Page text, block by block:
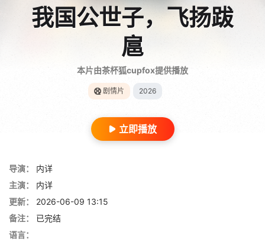
我国公世子，飞扬跋
扈
本片由茶杯狐cupfox提供播放
剧情片 2026
立即播放
导演：
内详
主演：
内详
更新：
2026-06-09 13:15
备注：
已完结
语言：